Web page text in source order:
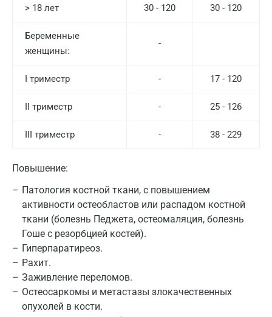
> 18 лет 30 - 120 30 - 120
Беременные
женщины:
-
I триместр - 17 - 120
II триместр - 25 - 126
III триместр - 38 - 229
Повышение:
Патология костной ткани, с повышением
активности остеобластов или распадом костной
ткани (болезнь Педжета, остеомаляция, болезнь
Гоше с резорбцией костей).
Гиперпаратиреоз.
Рахит.
Заживление переломов.
Остеосаркомы и метастазы злокачественных
опухолей в кости.